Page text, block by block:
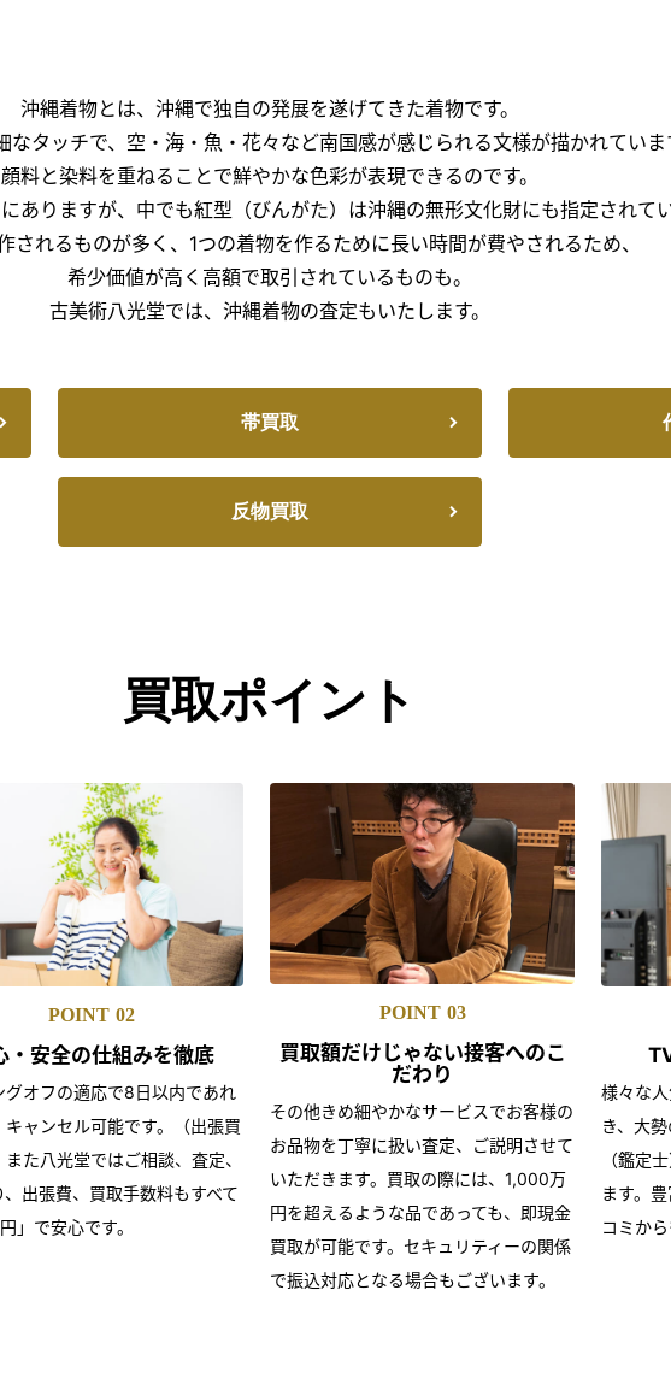
沖縄着物とは、沖縄で独自の発展を遂げてきた着物です。
なタッチで、空・海・魚・花々など南国感が感じられる文様が描かれていま
顔料と染料を重ねることで鮮やかな色彩が表現できるのです。
ありますが、中でも紅型（びんがた）は沖縄の無形文化財にも指定されてい
されるものが多く、1つの着物を作るために長い時間が費やされるため、
希少価値が高く高額で取引されているものも。
古美術八光堂では、沖縄着物の査定もいたします。
帯買取
反物買取
買取ポイント
POINT 02
・安全の仕組みを徹底
グオフの適応で8日以内であれ
キャンセル可能です。（出張買
た八光堂ではご相談、査定、
、出張費、買取手数料もすべて
」で安心です。
POINT 03
買取額だけじゃない接客へのこ
だわり
その他きめ細やかなサービスでお客様の
お品物を丁寧に扱い査定、ご説明させて
いただきます。買取の際には、1,000万
円を超えるような品であっても、即現金
買取が可能です。セキュリティーの関係
で振込対応となる場合もございます。
様々な
き、大
（鑑定
ます。
コミから